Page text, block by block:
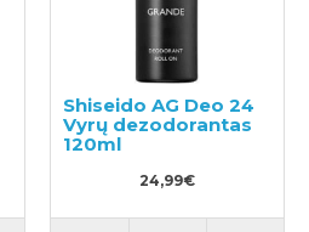
Shiseido AG Deo 24
Vyrų dezodorantas
120ml
24,99€